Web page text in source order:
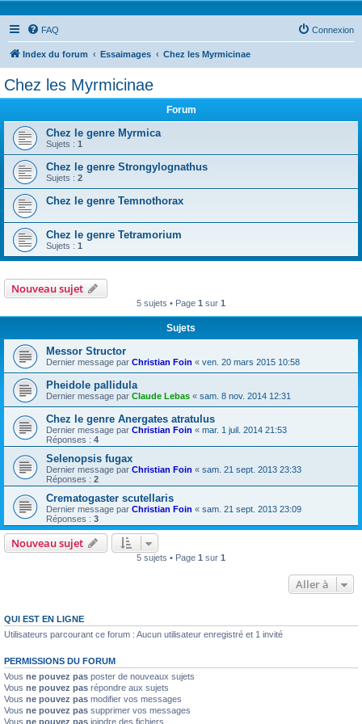
FAQ Connexion
Index du forum Essaimages Chez les Myrmicinae
Chez les Myrmicinae
Forum
Chez le genre Myrmica
Sujets : 1
Chez le genre Strongylognathus
Sujets : 2
Chez le genre Temnothorax
Chez le genre Tetramorium
Sujets : 1
Nouveau sujet
5 sujets • Page 1 sur 1
Sujets
Messor Structor
Dernier message par Christian Foin « ven. 20 mars 2015 10:58
Pheidole pallidula
Dernier message par Claude Lebas « sam. 8 nov. 2014 12:31
Chez le genre Anergates atratulus
Dernier message par Christian Foin « mar. 1 juil. 2014 21:53
Réponses : 4
Selenopsis fugax
Dernier message par Christian Foin « sam. 21 sept. 2013 23:33
Réponses : 2
Crematogaster scutellaris
Dernier message par Christian Foin « sam. 21 sept. 2013 23:09
Réponses : 3
Nouveau sujet
5 sujets • Page 1 sur 1
Aller à
QUI EST EN LIGNE
Utilisateurs parcourant ce forum : Aucun utilisateur enregistré et 1 invité
PERMISSIONS DU FORUM
Vous ne pouvez pas poster de nouveaux sujets
Vous ne pouvez pas répondre aux sujets
Vous ne pouvez pas modifier vos messages
Vous ne pouvez pas supprimer vos messages
Vous ne pouvez pas joindre des fichiers